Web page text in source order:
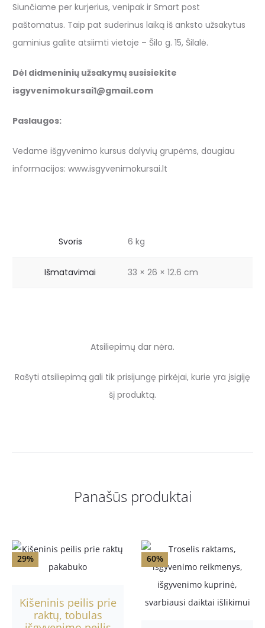
Siunčiame per kurjerius, venipak ir Smart post
paštomatus. Taip pat suderinus laiką iš anksto užsakytus
gaminius galite atsiimti vietoje – Šilo g. 15, Šilalė.
Dėl didmeninių užsakymų susisiekite
isgyvenimokursai1@gmail.com
Paslaugos:
Vedame išgyvenimo kursus dalyvių grupėms, daugiau
informacijos: www.isgyvenimokursai.lt
Svoris 6 kg
Išmatavimai 33 × 26 × 12.6 cm
A
i
m
Atsiliepimų dar nėra.
Rašyti atsiliepimą gali tik prisijungę pirkėjai, kurie yra įsigiję
šį produktą.
Panašūs produktai
29%
Kišeninis peilis prie
raktų, tobulas
60%